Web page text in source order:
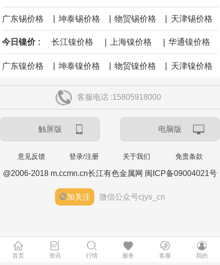
广东锡价格 坤泰锡价格 物贸锡价格 天津锡价格
今日镍价 : 长江镍价格 | 上海镍价格 | 华通镍价格
广东镍价格 | 坤泰镍价格 | 物贸镍价格 | 天津镍价格
客服电话 :15805918000
触屏版 电脑版
意见反馈 登录/注册 关于我们 免责条款
@2006-2018 m.ccmn.cn长江有色金属网 闽ICP备09004021号
加关注 微信公众号cjys_cn
首页 资讯 行情 服务 客服 我的